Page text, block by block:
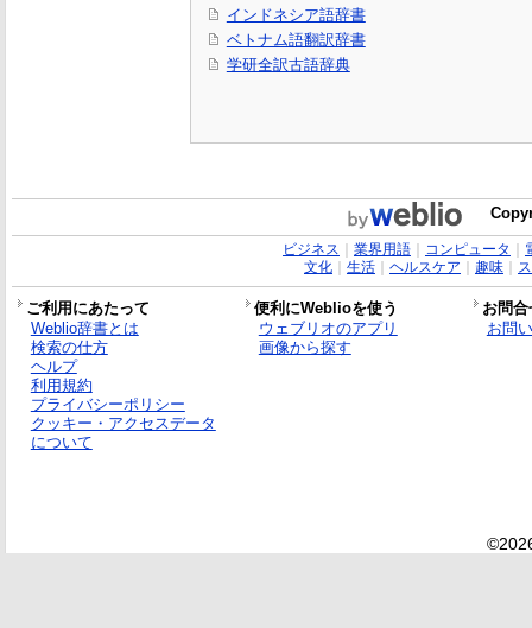
インドネシア語辞書
ベトナム語翻訳辞書
学研全訳古語辞典
ビジネス 業界用語｜ コンピュータ
文化｜ 生活｜ ヘルスケア 趣味｜
ご利用にあたって 便利にWeblioを使う
お問
Weblio辞書とは
検索の仕方
ヘルプ
利用規約
プライバシーポリシー
クッキー・アクセスデータ
について
ウェブリオのアプリ
画像から探す
お問